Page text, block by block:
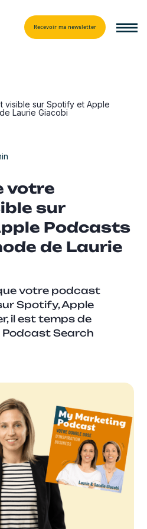
Recevoir ma newsletter
visible sur Spotify et Apple
Laurie Giacobi
votre
sur
Podcasts
de Laurie
votre podcast
Spotify, Apple
il est temps de
Podcast Search